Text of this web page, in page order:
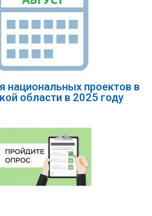
национальных проектов в
области в 2025 году